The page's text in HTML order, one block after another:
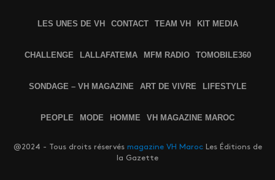
LES UNES DE VH CONTACT TEAM VH KIT MEDIA
CHALLENGE LALLAFATEMA MFM RADIO TOMOBILE360
SONDAGE – VH MAGAZINE ART DE VIVRE LIFESTYLE
PEOPLE MODE HOMME VH MAGAZINE MAROC
@2024 - Tous droits réservés magazine VH MarocLes Éditions de
la Gazette